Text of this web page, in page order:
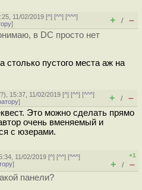
11/02/2019 [^] [^^] [^^^]
] + / –
в DC просто нет
столько пустого места аж на
?), 15:37, 11/02/2019 [^] [^^] [^^^]
] + / –
Это можно сделать прямо
очень вменяемый и
с юзерами.
11/02/2019 [^] [^^] [^^^]
]
+1
+ / –
панели?